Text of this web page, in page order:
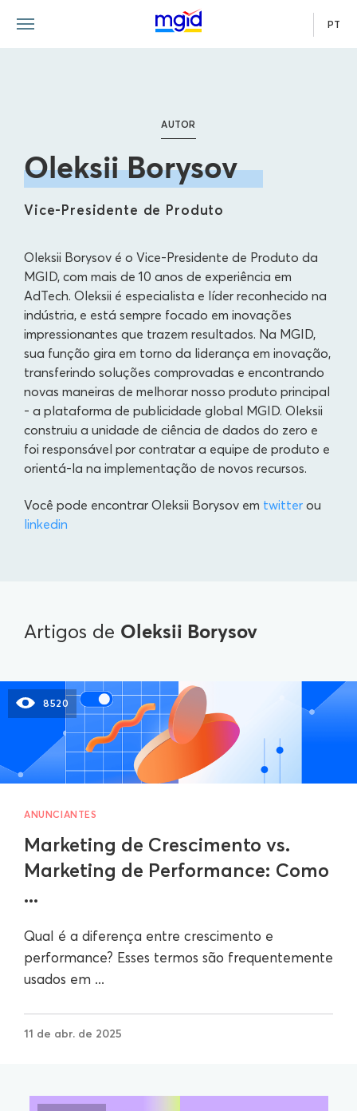
PT
AUTOR
Oleksii Borysov
Vice-Presidente de Produto
Oleksii Borysov é o Vice-Presidente de Produto da
MGID, com mais de 10 anos de experiência em
AdTech. Oleksii é especialista e líder reconhecido na
indústria, e está sempre focado em inovações
impressionantes que trazem resultados. Na MGID,
sua função gira em torno da liderança em inovação,
transferindo soluções comprovadas e encontrando
novas maneiras de melhorar nosso produto principal
- a plataforma de publicidade global MGID. Oleksii
construiu a unidade de ciência de dados do zero e
foi responsável por contratar a equipe de produto e
orientá-la na implementação de novos recursos.
Você pode encontrar Oleksii Borysov em twitter ou
linkedin
Artigos de Oleksii Borysov
8520
ANUNCIANTES
Marketing de Crescimento vs.
Marketing de Performance: Como
...
Qual é a diferença entre crescimento e
performance? Esses termos são frequentemente
usados em ...
11 de abr. de 2025